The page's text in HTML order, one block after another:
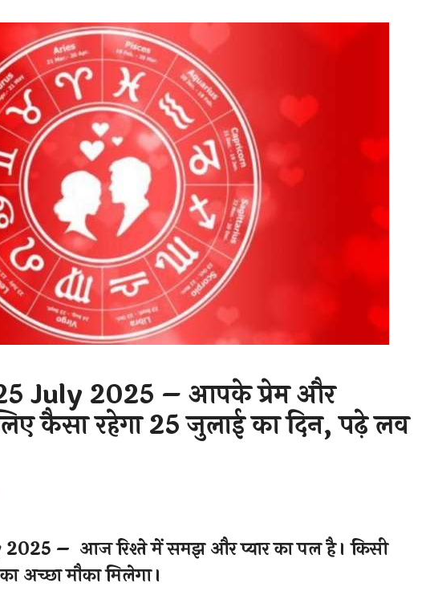
July 2025 – आपके प्रेम और
कैसा रहेगा 25 जुलाई का दिन, पढ़े लव
– आज रिश्ते में समझ और प्यार का पल है। किसी
अच्छा मौका मिलेगा।